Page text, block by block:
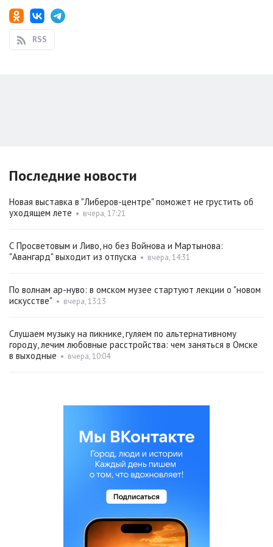
RSS
Последние новости
Новая выставка в "Либеров-центре" поможет не грустить об
уходящем лете • вчера, 17:21
С Просветовым и Ливо, но без Войнова и Мартынова:
"Авангард" выходит из отпуска • вчера, 14:31
По волнам ар-нуво: в омском музее стартуют лекции о "новом
искусстве" • вчера, 13:13
Слушаем музыку на пикнике, гуляем по альтернативному
городу, лечим любовные расстройства: чем заняться в Омске
в выходные • вчера, 10:04